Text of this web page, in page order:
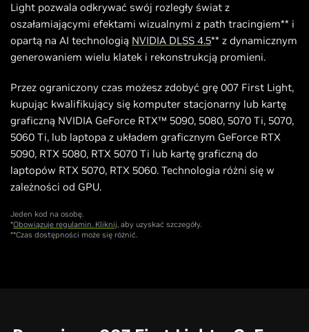
Light pozwala odkrywać swój rozległy świat z
oszałamiającymi efektami wizualnymi z path tracingiem** i
opartą na AI technologią NVIDIA DLSS 4.5** z dynamicznym
generowaniem wielu klatek i rekonstrukcją promieni.
Przez ograniczony czas możesz zdobyć grę 007 First Light,
kupując kwalifikujący się komputer stacjonarny lub kartę
graficzną NVIDIA GeForce RTX™ 5090, 5080, 5070 Ti, 5070,
5060 Ti, lub laptopa z układem graficznym GeForce RTX
5090, RTX 5080, RTX 5070 Ti lub kartę graficzną do
laptopów RTX 5070, RTX 5060. Technologia różni się w
zależności od GPU.
Jeden kod na osobę.
*Obowiązuje regulamin. Kliknij, aby uzyskać szczegóły.
**Czas dostępności może się różnić.